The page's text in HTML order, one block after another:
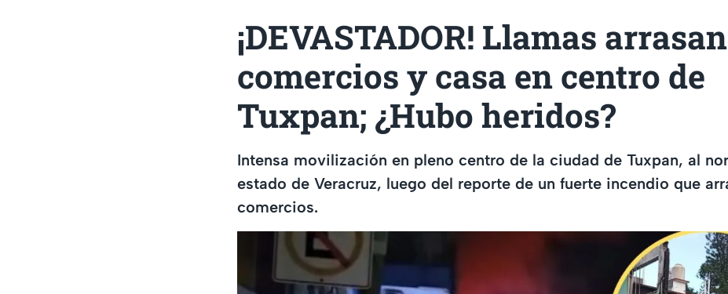
¡DEVASTADOR! Llamas arrasan
comercios y casa en centro de
Tuxpan; ¿Hubo heridos?
Intensa movilización en pleno centro de la ciudad de Tuxpan, al
estado de Veracruz, luego del reporte de un fuerte incendio que
comercios.